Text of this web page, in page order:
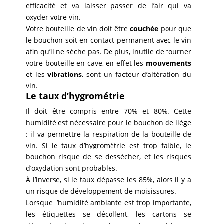
efficacité et va laisser passer de l’air qui va
oxyder votre vin.
Votre bouteille de vin doit êtrecouchée pour que
le bouchon soit en contact permanent avec le vin
afin qu’il ne sèche pas. De plus, inutile de tourner
votre bouteille en cave, en effet les mouvements
et lesvibrations, sont un facteur d’altération du
vin.
Le taux d’hygrométrie
Il doit être compris entre 70% et 80%. Cette
humidité est nécessaire pour le bouchon de liège
: il va permettre la respiration de la bouteille de
vin. Si le taux d’hygrométrie est trop faible, le
bouchon risque de se dessécher, et les risques
d’oxydation sont probables.
À l’inverse, si le taux dépasse les 85%, alors il y a
un risque de développement de moisissures.
Lorsque l’humidité ambiante est trop importante,
les étiquettes se décollent, les cartons se